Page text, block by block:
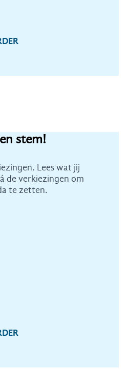
stem!
Lees wat jij
de verkiezingen om
te zetten.